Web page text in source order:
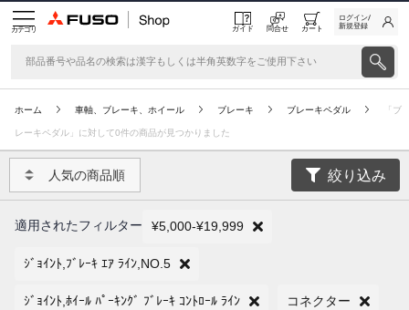
カテゴリ ガイド 問合せ カート
ログイン/
新規登録
ホーム 車軸、ブレーキ、ホイール ブレーキ ブレーキペダル 「ブ
レーキペダル」に対して0件の商品が見つかりました
人気の商品順 絞り込み
適用されたフィルター ¥5,000-¥19,999
ｼﾞｮｲﾝﾄ,ﾌﾞﾚｰｷ ｴｱ ﾗｲﾝ,NO.5
ｼﾞｮｲﾝﾄ,ﾎｲｰﾙ ﾊﾟｰｷﾝｸﾞ ﾌﾞﾚｰｷ ｺﾝﾄﾛｰﾙ ﾗｲﾝ コネクター